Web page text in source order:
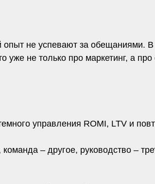
опыт не успевают за обещаниями.
уже не только про маркетинг, а
управления ROMI, LTV и
– другое, руководство –